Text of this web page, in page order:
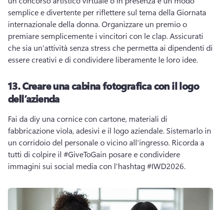
semplice e divertente per riflettere sul tema della Giornata
internazionale della donna. Organizzare un premio o
premiare semplicemente i vincitori con le clap. Assicurati
che sia un'attività senza stress che permetta ai dipendenti di
essere creativi e di condividere liberamente le loro idee.
13.Creare una cabina fotografica con il logo
dell’azienda
Fai da diy una cornice con cartone, materiali di
fabbricazione viola, adesivi e il logo aziendale. Sistemarlo in
un corridoio del personale o vicino all'ingresso. Ricorda a
tutti di colpire il #GiveToGain posare e condividere
immagini sui social media con l'hashtag #IWD2026.